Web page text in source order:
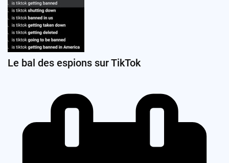
Le bal des espions sur TikTok